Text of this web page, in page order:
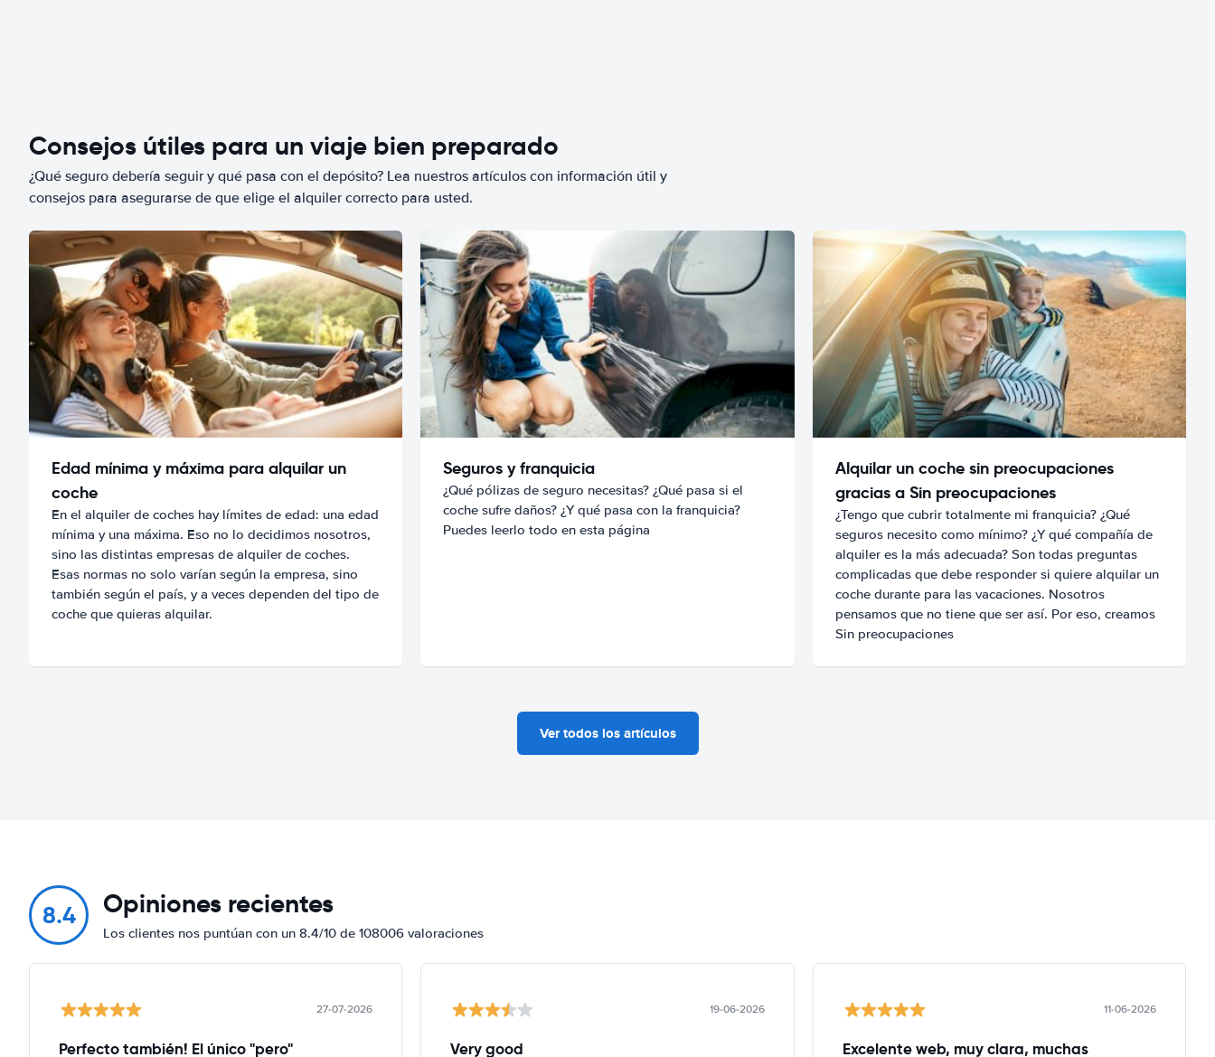
Consejos útiles para un viaje bien preparado
¿Qué seguro debería seguir y qué pasa con el depósito? Lea nuestros artículos con información útil y
consejos para asegurarse de que elige el alquiler correcto para usted.
Edad mínima y máxima para alquilar un
coche
En el alquiler de coches hay límites de edad: una edad
mínima y una máxima. Eso no lo decidimos nosotros,
sino las distintas empresas de alquiler de coches.
Esas normas no solo varían según la empresa, sino
también según el país, y a veces dependen del tipo de
coche que quieras alquilar.
Seguros y franquicia
¿Qué pólizas de seguro necesitas? ¿Qué pasa si el
coche sufre daños? ¿Y qué pasa con la franquicia?
Puedes leerlo todo en esta página
Alquilar un coche sin preocupaciones
gracias a Sin preocupaciones
¿Tengo que cubrir totalmente mi franquicia? ¿Qué
seguros necesito como mínimo? ¿Y qué compañía de
alquiler es la más adecuada? Son todas preguntas
complicadas que debe responder si quiere alquilar un
coche durante para las vacaciones. Nosotros
pensamos que no tiene que ser así. Por eso, creamos
Sin preocupaciones
Ver todos los artículos
8.4 Opiniones recientes
Los clientes nos puntúan con un 8.4/10 de 108006 valoraciones
27-07-2026
Perfecto también! El único "pero"
19-06-2026
Very good
11-06-2026
Excelente web, muy clara, muchas